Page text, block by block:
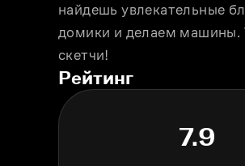
найдешь увлекательные
домики и делаем машины.
скетчи!
Рейтинг
7.9